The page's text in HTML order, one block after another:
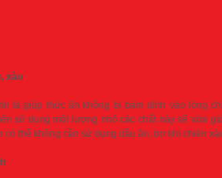
xào
là giúp thức ăn không bị bám dính vào lòng
sử dụng một lượng nhỏ các chất này sẽ vừa
có thể không cần sử dụng dầu ăn, bơ khi chiên